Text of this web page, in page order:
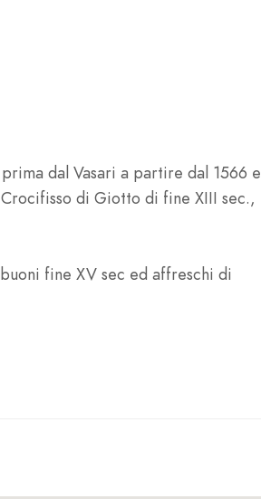
dal Vasari a partire dal 1566 e
di Giotto di fine XIII sec.,
fine XV sec ed affreschi di